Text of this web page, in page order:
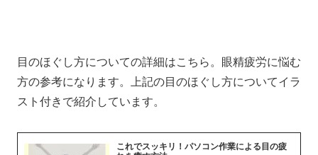
目のほぐし方についての詳細はこちら。眼精疲労に悩む
方の参考になります。上記の目のほぐし方についてイラ
スト付きで紹介しています。
これでスッキリ！パソコン作業による目の疲